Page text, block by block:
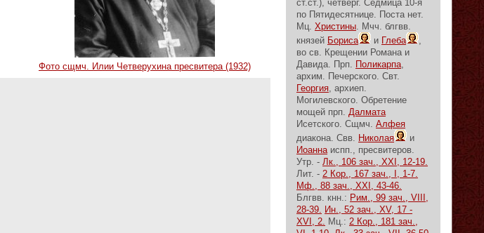
Фото сщмч. Илии Четверухина пресвитера (1932)
ст.ст.), четверг. Седмица 10-я
по Пятидесятнице. Поста нет.
Мц. Христины. Мчч. блгвв.
князей Бориса и Глеба
,
во св. Крещении Романа и
Давида. Прп. Поликарпа,
архим. Печерского. Свт.
Георгия, архиеп.
Могилевского. Обретение
мощей прп. Далмата
Исетского. Сщмч. Алфея
диакона. Свв. Николая
и
Иоаннаиспп., пресвитеров.
Утр. - Лк., 106 зач., XXI, 12-19.
Лит. - 2 Кор., 167 зач., I, 1-7.
Мф., 88 зач., XXI, 43-46.
Блгвв. кнн.: Рим., 99 зач., VIII,
28-39. Ин., 52 зач., XV, 17 -
XVI, 2. Мц.: 2 Кор., 181 зач.,